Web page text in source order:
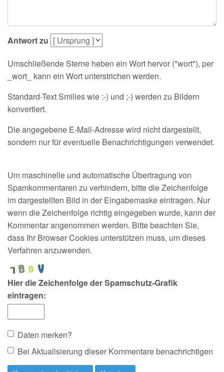
Antwort zu
Umschließende Sterne heben ein Wort hervor (*wort*), per
_wort_ kann ein Wort unterstrichen werden.
Standard-Text Smilies wie :-) und ;-) werden zu Bildern
konvertiert.
Die angegebene E-Mail-Adresse wird nicht dargestellt,
sondern nur für eventuelle Benachrichtigungen verwendet.
Um maschinelle und automatische Übertragung von
Spamkommentaren zu verhindern, bitte die Zeichenfolge
im dargestellten Bild in der Eingabemaske eintragen. Nur
wenn die Zeichenfolge richtig eingegeben wurde, kann der
Kommentar angenommen werden. Bitte beachten Sie,
dass Ihr Browser Cookies unterstützen muss, um dieses
Verfahren anzuwenden.
Hier die Zeichenfolge der Spamschutz-Grafik
eintragen:
Daten merken?
Bei Aktualisierung dieser Kommentare benachrichtigen